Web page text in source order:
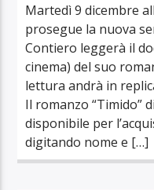
Martedì 9 dicembre
prosegue la nuova
Contiero leggerà il
cinema) del suo
lettura andrà in
Il romanzo “Timido”
disponibile per
digitando nome e […]